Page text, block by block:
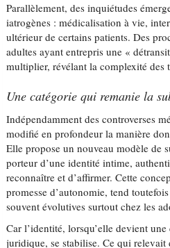
Parallèlement, des inquiétudes
iatrogènes : médicalisation à vie,
ultérieur de certains patients. Des
adultes ayant entrepris une «
multiplier, révélant la complexité des
Une catégorie qui remanie la
Indépendamment des controverses
modifié en profondeur la manière
Elle propose un nouveau modèle de
porteur d’une identité intime,
reconnaître et d’affirmer. Cette
promesse d’autonomie, tend
souvent évolutives surtout chez les
Car l’identité, lorsqu’elle devient
juridique, se stabilise. Ce qui relevait